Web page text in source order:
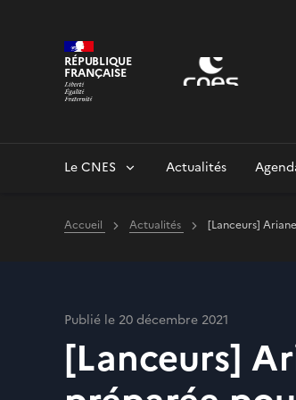
RÉPUBLIQUE
FRANÇAISE
Le CNES Actualités
Accueil Actualités [Lanceurs]
Publié le 20 décembre 2021
[Lanceurs]